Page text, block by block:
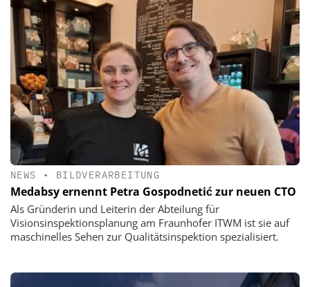
NEWS • BILDVERARBEITUNG
Medabsy ernennt Petra Gospodnetić zur neuen CTO
Als Gründerin und Leiterin der Abteilung für
Visionsinspektionsplanung am Fraunhofer ITWM ist sie auf
maschinelles Sehen zur Qualitätsinspektion spezialisiert.